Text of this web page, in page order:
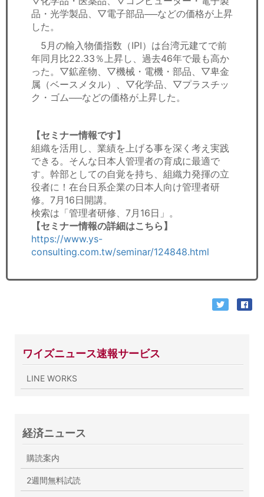
品・光学製品、▽電子部品──などの価格が上昇
した。
5月の輸入物価指数（IPI）は台湾元建てで前
年同月比22.33％上昇し、過去46年で最も高か
った。▽鉱産物、▽機械・電機・部品、▽卑金
属（ベースメタル）、▽化学品、▽プラスチッ
ク・ゴム──などの価格が上昇した。
【セミナー情報です】
組織を活用し、業績を上げる事を深く考え実践
できる。そんな日本人管理者の育成に最適で
す。幹部としての自覚を持ち、組織力発揮の立
役者に！在台日系企業の日本人向け管理者研
修。7月16日開講。
検索は「管理者研修、7月16日」。
【セミナー情報の詳細はこちら】
https://www.ys-
consulting.com.tw/seminar/124848.html
ワイズニュース速報サービス
LINE WORKS
経済ニュース
購読案内
2週間無料試読